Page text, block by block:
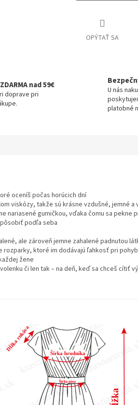
OPÝTAŤ SA
nad 59€
doprave pri
U nás
platobné
oceníš počas horúcich dní
viskózy, takže sú krásne vzdušné, jemné a
nariasené gumičkou, vďaka čomu sa pekne
podľa seba
ale zároveň jemne zahalené padnutou
rozparky, ktoré im dodávajú ľahkosť pri
žene
či len tak – na deň, keď sa chceš cítiť